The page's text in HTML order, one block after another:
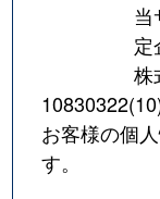
当
定
株
お客様の個
す。